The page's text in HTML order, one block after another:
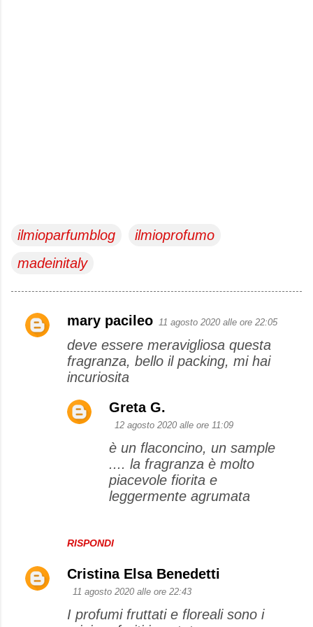
ilmioparfumblog
ilmioprofumo
madeinitaly
C
mary pacileo 11 agosto 2020 alle ore 22:05
deve essere meravigliosa questa
fragranza, bello il packing, mi hai
incuriosita
RISPONDI
Greta G.
12 agosto 2020 alle ore 11:09
è un flaconcino, un sample
.... la fragranza è molto
piacevole fiorita e
leggermente agrumata
Cristina Elsa Benedetti
11 agosto 2020 alle ore 22:43
I profumi fruttati e floreali sono i